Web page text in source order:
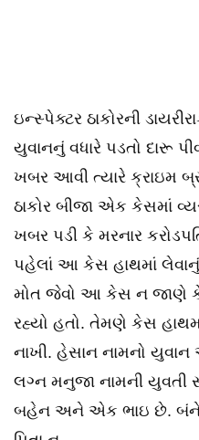
ઇન્સ્પેક્ટર ઠાકોરની
યુવાનનું વધારે પડતો દારૂ
ખબર આવી ત્યારે ક્રાઇમ
ઠાકોર બીજા એક કેસમાં
ખબર પડી કે મરનાર
પહેલાં આ કેસ હાથમાં
મોત જેવો આ કેસ ન જાણે
રહ્યો હતો. તેમણે કેસ
નાખી. હેસાન નામનો
લગ્ન મનુજા નામની યુવતી
બહેન અને એક ભાઇ છે. બંને